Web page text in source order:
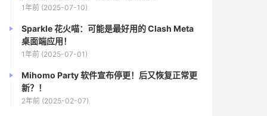
1年前 (2025-07-10)
Sparkle 花火喵：可能是最好用的 Clash Meta
桌面端应用！
1年前 (2025-07-01)
Mihomo Party 软件宣布停更！后又恢复正常更
新？！
2年前 (2025-02-07)